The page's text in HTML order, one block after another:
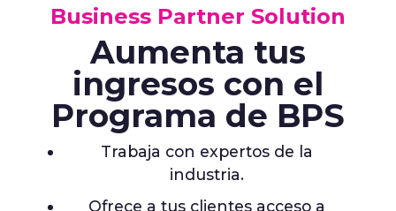
Data Success Manager
¡La IA que traduce
tus datos en
acción real!
El motor de inteligencia híbrida de Datawifi ya
está operando. Combina datos de calidad, reglas
de negocio e IA para convertir datos complejos